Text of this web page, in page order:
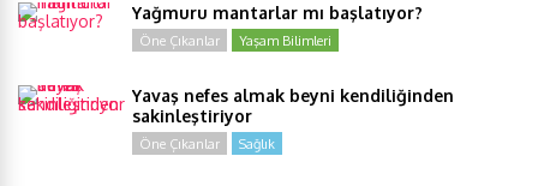
Yağmuru mantarlar mı başlatıyor?
Öne Çıkanlar Yaşam Bilimleri
Yavaş nefes almak beyni kendiliğinden
sakinleştiriyor
Öne Çıkanlar Sağlık